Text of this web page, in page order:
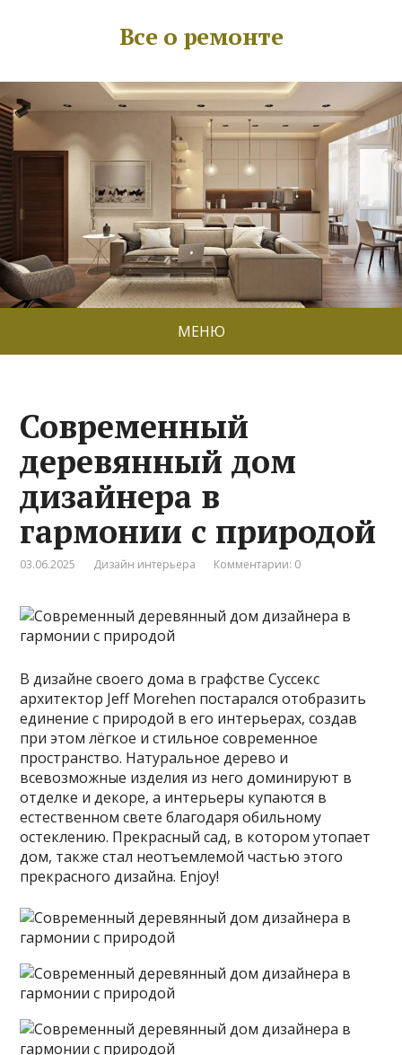
Все о ремонте
МЕНЮ
Современный
деревянный дом
дизайнера в
гармонии с природой
03.06.2025 Дизайн интерьера Комментарии: 0
В дизайне своего дома в графстве Суссекс
архитектор Jeff Morehen постарался отобразить
единение с природой в его интерьерах, создав
при этом лёгкое и стильное современное
пространство. Натуральное дерево и
всевозможные изделия из него доминируют в
отделке и декоре, а интерьеры купаются в
естественном свете благодаря обильному
остеклению. Прекрасный сад, в котором утопает
дом, также стал неотъемлемой частью этого
прекрасного дизайна. Enjoy!